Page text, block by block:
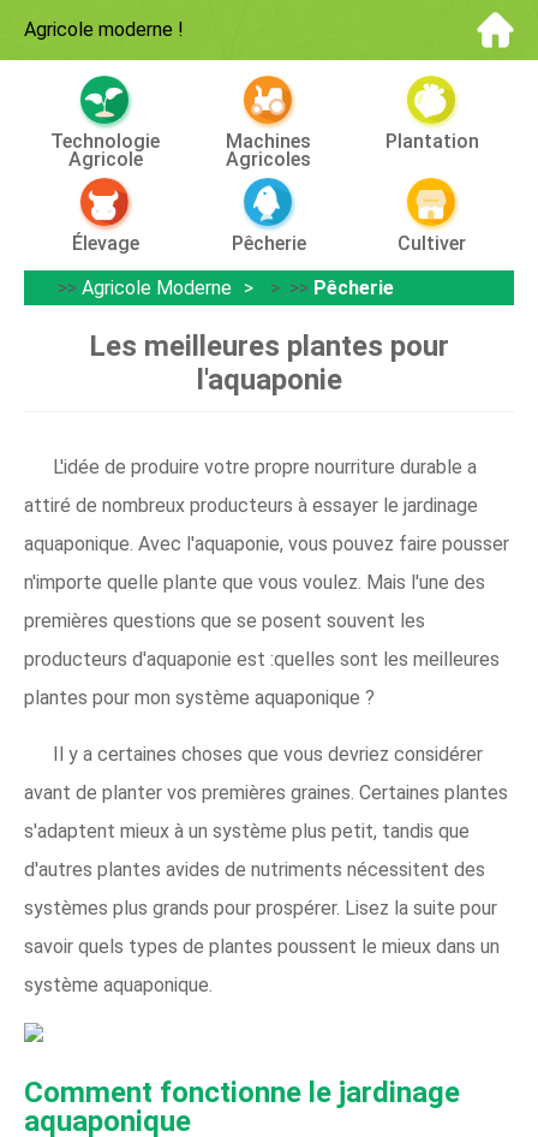
Agricole moderne !
Technologie
Agricole
Machines
Agricoles
Plantation
Élevage Pêcherie
Cultiver
>> Agricole Moderne > >> Pêcherie
Les meilleures plantes pour
l'aquaponie
L'idée de produire votre propre nourriture durable a
attiré de nombreux producteurs à essayer le jardinage
aquaponique. Avec l'aquaponie, vous pouvez faire pousser
n'importe quelle plante que vous voulez. Mais l'une des
premières questions que se posent souvent les
producteurs d'aquaponie est :quelles sont les meilleures
plantes pour mon système aquaponique ?
Il y a certaines choses que vous devriez considérer
avant de planter vos premières graines. Certaines plantes
s'adaptent mieux à un système plus petit, tandis que
d'autres plantes avides de nutriments nécessitent des
systèmes plus grands pour prospérer. Lisez la suite pour
savoir quels types de plantes poussent le mieux dans un
système aquaponique.
Comment fonctionne le jardinage
aquaponique